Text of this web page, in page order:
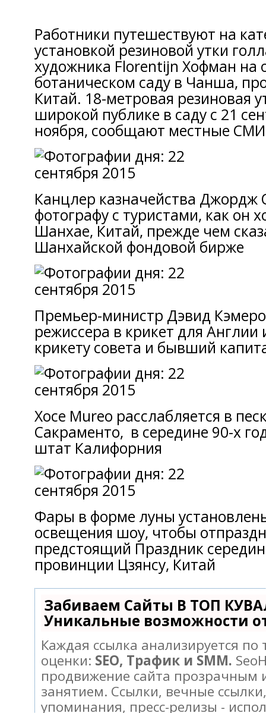
Работники путешествуют на
установкой резиновой утки
художника Florentijn Хофман на
ботаническом саду в Чанша,
Китай. 18-метровая резиновая
широкой публике в саду с 21
ноября, сообщают местные
Канцлер казначейства Джордж
фотографу с туристами, как он
Шанхае, Китай, прежде чем
Шанхайской фондовой бирже
Премьер-министр Дэвид
режиссера в крикет для Англии
крикету совета и бывший
Хосе Mureo расслабляется в
Сакраменто, в середине 90-х
штат Калифорния
Фары в форме луны
освещения шоу, чтобы
предстоящий Праздник
провинции Цзянсу, Китай
Забиваем Сайты В ТОП
Уникальные возможности
Каждая ссылка анализируется
оценки: SEO, Трафик и SMM.
продвижение сайта прозрачным
занятием. Ссылки, вечные
упоминания, пресс-релизы -